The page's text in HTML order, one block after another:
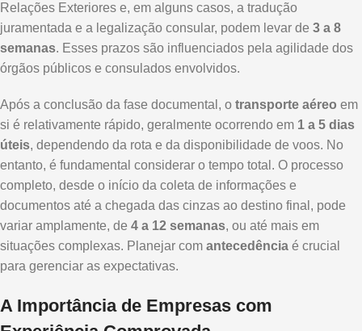
Relações Exteriores e, em alguns casos, a tradução
juramentada e a legalização consular, podem levar de 3 a 8
semanas. Esses prazos são influenciados pela agilidade dos
órgãos públicos e consulados envolvidos.
Após a conclusão da fase documental, o transporte aéreo em
si é relativamente rápido, geralmente ocorrendo em 1 a 5 dias
úteis, dependendo da rota e da disponibilidade de voos. No
entanto, é fundamental considerar o tempo total. O processo
completo, desde o início da coleta de informações e
documentos até a chegada das cinzas ao destino final, pode
variar amplamente, de 4 a 12 semanas, ou até mais em
situações complexas. Planejar com antecedência é crucial
para gerenciar as expectativas.
A Importância de Empresas com